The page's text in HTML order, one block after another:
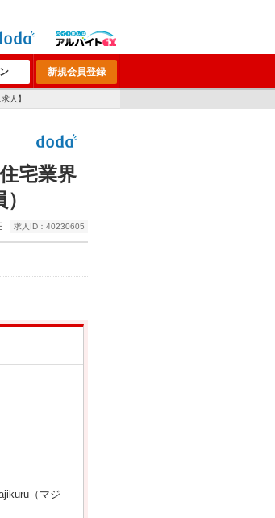
新規会員登録
人】
宅業界
求人ID：40230605
（マジ